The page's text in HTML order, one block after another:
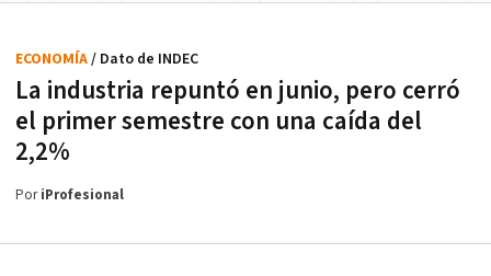
La industria repuntó en junio, pero cerró
el primer semestre con una caída del
2,2%
ECONOMÍA/ Dato de INDEC
PoriProfesional